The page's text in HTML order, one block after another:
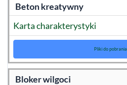
Beton kreatywny
Karta charakterystyki
Pliki do pobrania
Bloker wilgoci